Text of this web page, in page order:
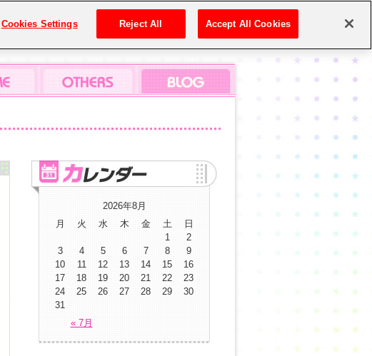
2026年8月
月
火 水 木 金 土 日
« 7月
1
2
3
4 5 6 7 8
9
10
11 12 13 14 15
16
17
18 19 20 21 22
23
24
25 26 27 28 29
30
31
Cookies Settings Reject All Accept All Cookies